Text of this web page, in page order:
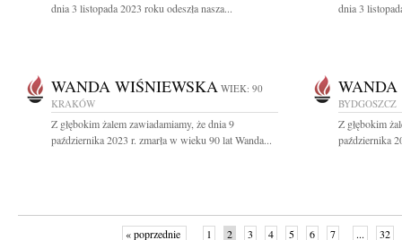
dnia 3 listopada 2023 roku odeszła nasza...
dnia 3
WANDA WIŚNIEWSKA WIEK: 90
KRAKÓW
Z głębokim żalem zawiadamiamy, że dnia 9
października 2023 r. zmarła w wieku 90 lat Wanda...
BYDGOSZCZ
Z głębokim
października
« poprzednie 1 2 3 4 5 6 7 ... 32